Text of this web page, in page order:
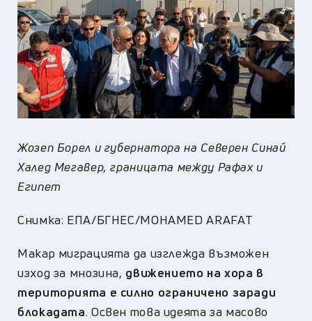
Жозеп Борел и губернатора на Северен Синай
Халед Мегавер, границата между Рафах и
Египет
Снимка: ЕПА/БГНЕС/MOHAMED ARAFAT
Макар миграцията да изглежда възможен
изход за мнозина, движението на хора в
територията е силно ограничено заради
блокадата. Освен това идеята за масово